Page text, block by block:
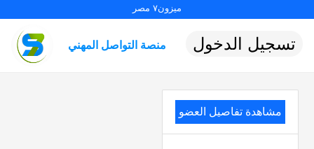
ميزون٧ مصر
منصة التواصل المهني تسجيل الدخول
مشاهدة تفاصيل العضو